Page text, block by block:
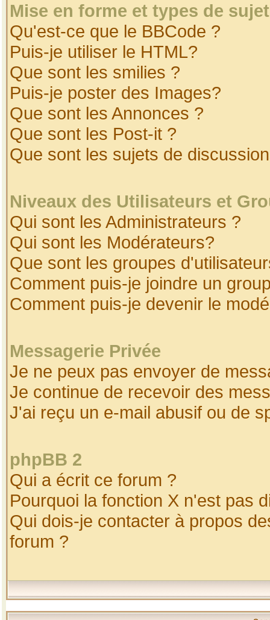
Mise en forme et types de
Qu'est-ce que le BBCode ?
Puis-je utiliser le HTML?
Que sont les smilies ?
Puis-je poster des Images?
Que sont les Annonces ?
Que sont les Post-it ?
Que sont les sujets de
Niveaux des Utilisateurs et
Qui sont les Administrateurs ?
Qui sont les Modérateurs?
Que sont les groupes
Comment puis-je joindre un
Comment puis-je devenir le
Messagerie Privée
Je ne peux pas envoyer de
Je continue de recevoir des
J'ai reçu un e-mail abusif ou de
phpBB 2
Qui a écrit ce forum ?
Pourquoi la fonction X n'est pas
Qui dois-je contacter à propos
forum ?